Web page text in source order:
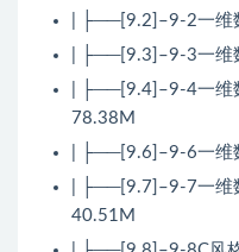
| ├──[9.2]–9-2一维
| ├──[9.3]–9-3一维
| ├──[9.4]–9-4一维
78.38M
| ├──[9.6]–9-6一维
| ├──[9.7]–9-7一维
40.51M